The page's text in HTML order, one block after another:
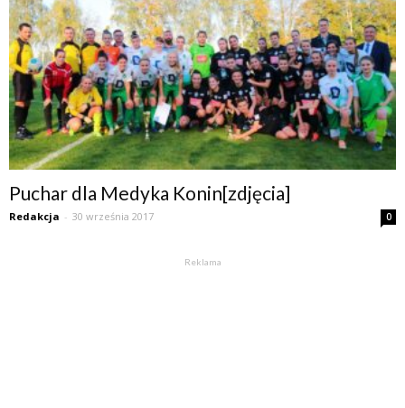
Puchar dla Medyka Konin[zdjęcia]
Redakcja - 30 września 2017 0
Reklama